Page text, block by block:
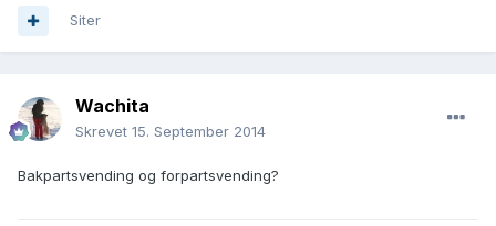
Siter
Wachita
Skrevet 15. September 2014
Bakpartsvending og forpartsvending?